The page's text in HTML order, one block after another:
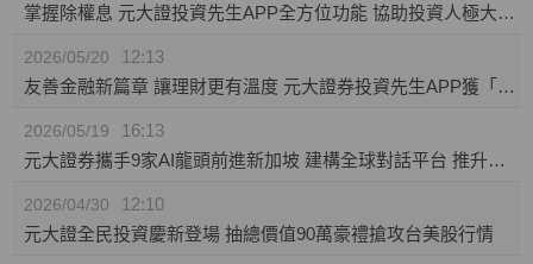
掌握除權息 元大證投資先生APP全方位功能 協助投資人極大化資產效益
2026/05/20
12:13
友善金融新篇章 讓理財更有溫度 元大證券投資先生APP獲「無障礙認證」
2026/05/19
16:13
元大證券攜手9家AI龍頭前進新加坡 建構全球對話平台 推升台灣AI價值鏈國際能見度
2026/04/30
12:10
元大證全民投資慶新登場 抽總價值90萬豪禮搶攻台美股行情